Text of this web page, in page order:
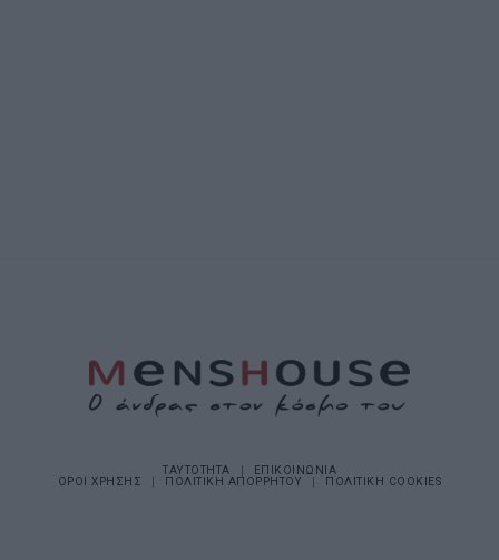
ΤΑΥΤΟΤΗΤΑ
ΕΠΙΚΟΙΝΩΝΙΑ
ΟΡΟΙ ΧΡΗΣΗΣ
ΠΟΛΙΤΙΚΗ ΑΠΟΡΡΗΤΟΥ ΠΟΛΙΤΙΚΗ COOKIES